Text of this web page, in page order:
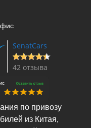
SenatCars
42 отзыва